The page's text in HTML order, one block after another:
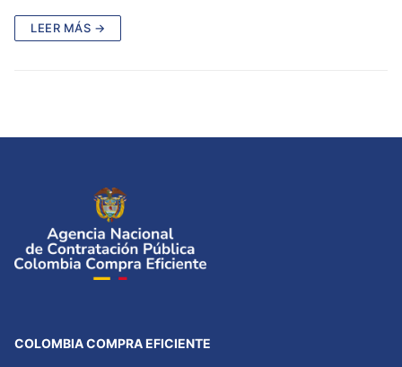
LEER MÁS →
COLOMBIA COMPRA EFICIENTE